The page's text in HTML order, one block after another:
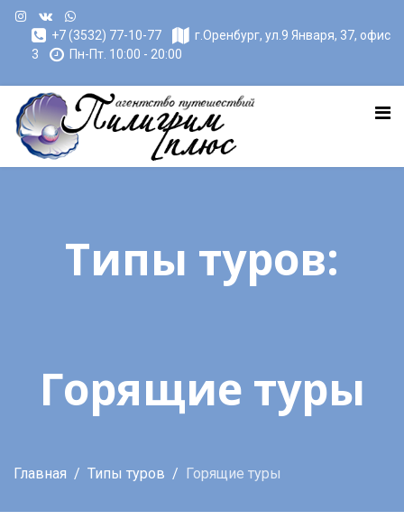
+7 (3532) 77-10-77
г.Оренбург, ул.9 Января, 37, офис
3
Пн-Пт. 10:00 - 20:00
Типы туров:
Горящие туры
Главная Типы туров Горящие туры